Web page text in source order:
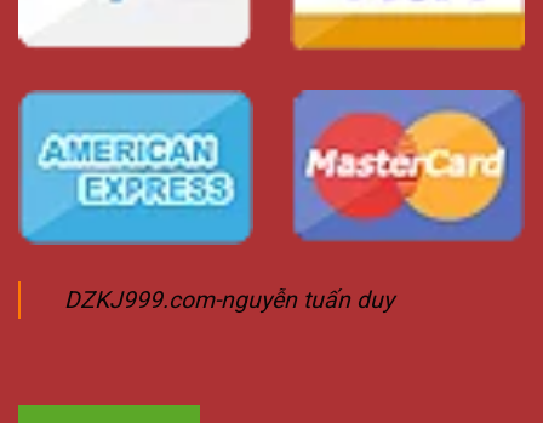
DZKJ999.com-nguyễn tuấn duy